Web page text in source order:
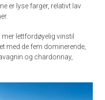
er lyse farger, relativt lav
lettfordøyelig vinstil
med de fem dominerende,
og chardonnay,